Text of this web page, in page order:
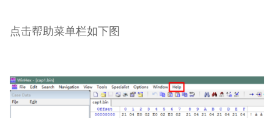
点击帮助菜单栏如下图